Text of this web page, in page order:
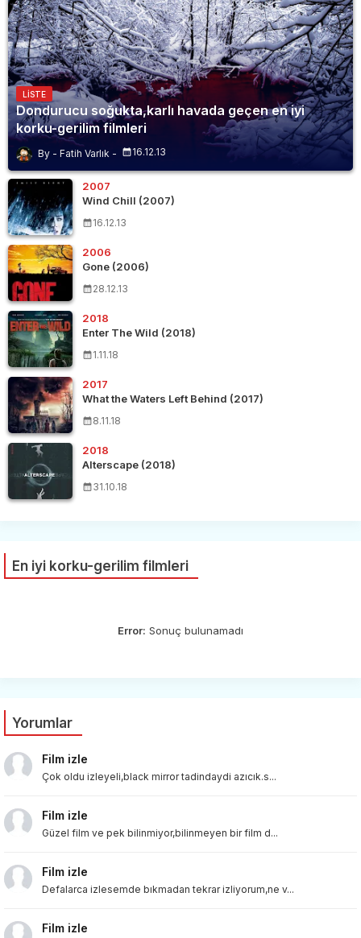
LISTE
Dondurucu soğukta,karlı havada geçen en iyi
korku-gerilim filmleri
Fatih Varlık 16.12.13
2007
Wind Chill (2007)
16.12.13
2006
Gone (2006)
28.12.13
2018
Enter The Wild (2018)
1.11.18
2017
What the Waters Left Behind (2017)
8.11.18
2018
Alterscape (2018)
31.10.18
En iyi korku-gerilim filmleri
Error: Sonuç bulunamadı
Yorumlar
Film izle
Çok oldu izleyeli,black mirror tadindaydi azıcık.s...
Film izle
Güzel film ve pek bilinmiyor,bilinmeyen bir film d...
Film izle
Defalarca izlesemde bıkmadan tekrar izliyorum,ne v...
Film izle